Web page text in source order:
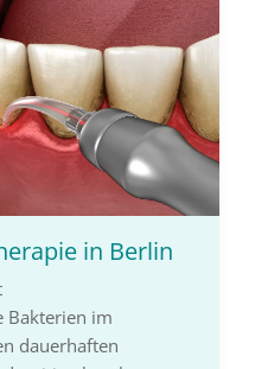
in Berlin
Bakterien im
dauerhaften